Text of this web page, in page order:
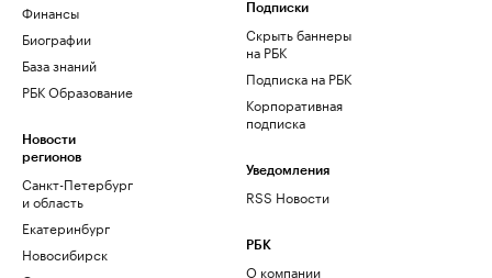
Финансы
Биографии
База знаний
РБК Образование
Новости
регионов
Санкт-Петербург
и область
Екатеринбург
Новосибирск
Подписки
Скрыть баннеры
на РБК
Подписка на РБК
Корпоративная
подписка
Уведомления
RSS Новости
РБК
О компании